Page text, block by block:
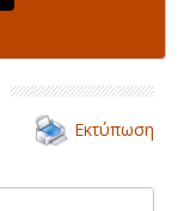
Εκτύπωση